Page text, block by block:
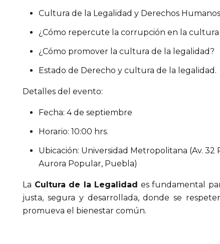
Cultura de la Legalidad y Derechos
¿Cómo repercute la corrupción en la
¿Cómo promover la cultura de la legalidad?
Estado de Derecho y cultura de la legalidad.
Detalles del evento:
Fecha: 4 de septiembre
Horario: 10:00 hrs.
Ubicación: Universidad Metropolitana (Av. 32
Aurora Popular, Puebla)
La Cultura de la Legalidad es fundamental
justa, segura y desarrollada, donde se
promueva el bienestar común.